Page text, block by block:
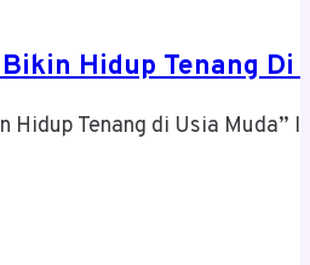
Hidup Tenang Di
Hidup Tenang di Usia